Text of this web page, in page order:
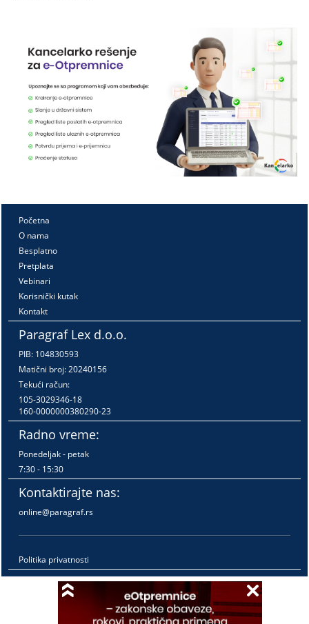
Početna
O nama
Besplatno
Pretplata
Vebinari
Korisnički kutak
Kontakt
Paragraf Lex d.o.o.
PIB: 104830593
Matični broj: 20240156
Tekući račun:
105-3029346-18
160-0000000380290-23
Radno vreme:
Ponedeljak - petak
7:30 - 15:30
Kontaktirajte nas:
online@paragraf.rs
Politika privatnosti